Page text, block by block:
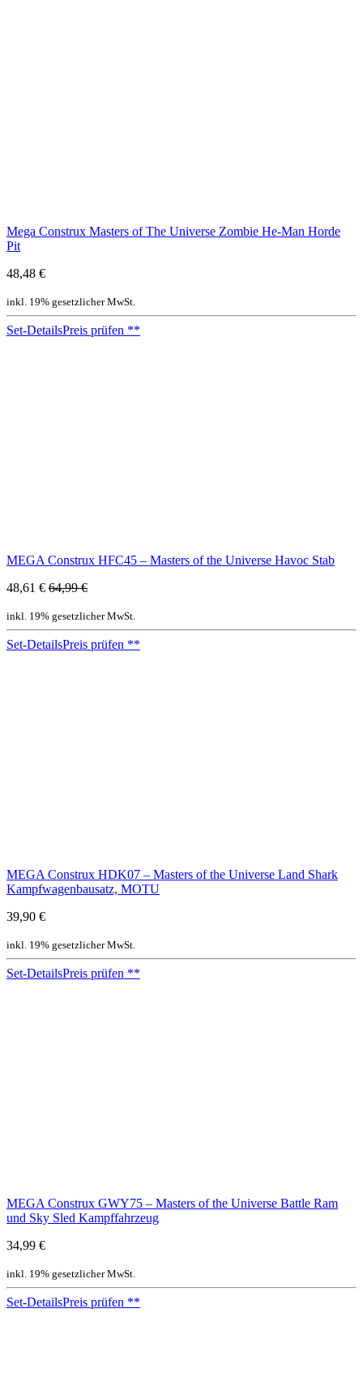
Mega Construx Masters of The Universe Zombie He-Man Horde
Pit
48,48 €
inkl. 19% gesetzlicher MwSt.
Set-DetailsPreis prüfen **
MEGA Construx HFC45 – Masters of the Universe Havoc Stab
48,61 € 64,99 €
inkl. 19% gesetzlicher MwSt.
Set-DetailsPreis prüfen **
MEGA Construx HDK07 – Masters of the Universe Land Shark
Kampfwagenbausatz, MOTU
39,90 €
inkl. 19% gesetzlicher MwSt.
Set-DetailsPreis prüfen **
MEGA Construx GWY75 – Masters of the Universe Battle Ram
und Sky Sled Kampffahrzeug
34,99 €
inkl. 19% gesetzlicher MwSt.
Set-DetailsPreis prüfen **